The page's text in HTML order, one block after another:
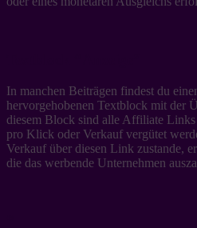
In manchen Beiträgen findest du
hervorgehobenen Textblock mit der
diesem Block sind alle Affiliate Links
pro Klick oder Verkauf vergütet
Verkauf über diesen Link zustande,
die das werbende Unternehmen